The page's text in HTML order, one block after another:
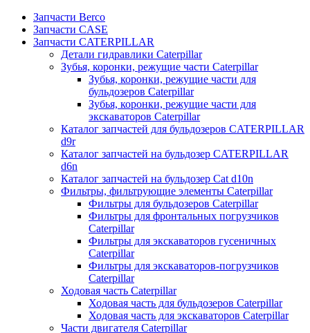
Запчасти Berco
Запчасти CASE
Запчасти CATERPILLAR
Детали гидравлики Caterpillar
Зубья, коронки, режущие части Caterpillar
Зубья, коронки, режущие части для
бульдозеров Caterpillar
Зубья, коронки, режущие части для
экскаваторов Caterpillar
Каталог запчастей для бульдозеров CATERPILLAR
d9r
Каталог запчастей на бульдозер CATERPILLAR
d6n
Каталог запчастей на бульдозер Сat d10n
Фильтры, фильтрующие элементы Caterpillar
Фильтры для бульдозеров Caterpillar
Фильтры для фронтальных погрузчиков
Caterpillar
Фильтры для экскаваторов гусеничных
Caterpillar
Фильтры для экскаваторов-погрузчиков
Caterpillar
Ходовая часть Caterpillar
Ходовая часть для бульдозеров Caterpillar
Ходовая часть для экскаваторов Caterpillar
Части двигателя Caterpillar